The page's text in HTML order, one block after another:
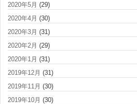
2020年5月 (29)
2020年4月 (30)
2020年3月 (31)
2020年2月 (29)
2020年1月 (31)
2019年12月 (31)
2019年11月 (30)
2019年10月 (30)